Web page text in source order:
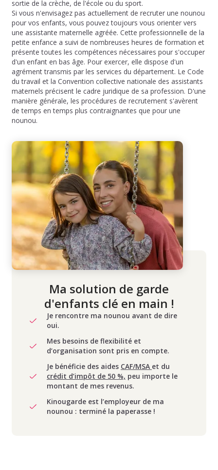
sortie de la crèche, de l'école ou du sport.
Si vous n'envisagez pas actuellement de recruter une nounou
pour vos enfants, vous pouvez toujours vous orienter vers
une assistante maternelle agréée. Cette professionnelle de la
petite enfance a suivi de nombreuses heures de formation et
présente toutes les compétences nécessaires pour s'occuper
d'un enfant en bas âge. Pour exercer, elle dispose d'un
agrément transmis par les services du département. Le Code
du travail et la Convention collective nationale des assistants
maternels précisent le cadre juridique de sa profession. D'une
manière générale, les procédures de recrutement s'avèrent
de temps en temps plus contraignantes que pour une
nounou.
Ma solution de garde
d'enfants clé en main !
Je rencontre ma nounou avant de dire
oui.
Mes besoins de flexibilité et
d’organisation sont pris en compte.
Je bénéficie des aides CAF/MSA et du
crédit d’impôt de 50 %, peu importe le
montant de mes revenus.
Kinougarde est l’employeur de ma
nounou : terminé la paperasse !